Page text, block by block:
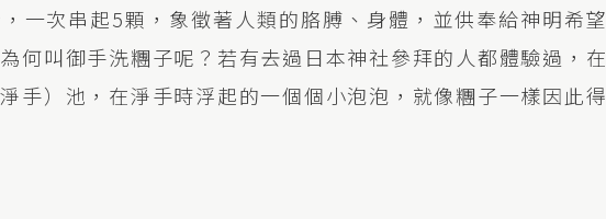
一次串起5顆，象徵著人類的胳膊、身體，並供奉給神明希望
何叫御手洗糰子呢？若有去過日本神社參拜的人都體驗過，在
手）池，在淨手時浮起的一個個小泡泡，就像糰子一樣因此得